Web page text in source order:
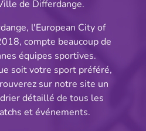
(Terrain synthétique)
Partager
Cl 2 S
de Differdange.
l'European City of
compte beaucoup de
équipes sportives.
soit votre sport préféré,
sur notre site un
détaillé de tous les
et événements.